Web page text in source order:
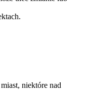
niektóre nad